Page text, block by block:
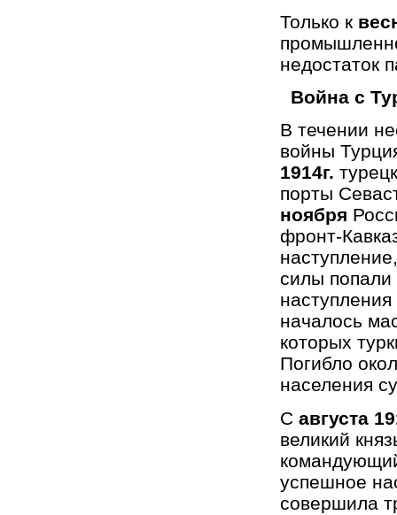
Только к
недостаток
Война с
В течении
войны
1914г.
порты
ноября
фронт-
силы попали
началось
которых
Погибло
населения
С августа
великий
успешное
совершила